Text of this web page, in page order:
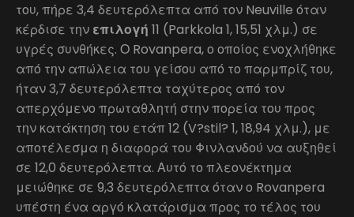
του, πήρε 3,4 δευτερόλεπτα από τον Neuville όταν
κέρδισε την επιλογή 11 (Parkkola 1, 15,51 χλμ.) σε
υγρές συνθήκες. Ο Rovanpera, ο οποίος ενοχλήθηκε
από την απώλεια του γείσου από το παρμπρίζ του,
ήταν 3,7 δευτερόλεπτα ταχύτερος από τον
απερχόμενο πρωταθλητή στην πορεία του προς
την κατάκτηση του ετάπ 12 (V?stil? 1, 18,94 χλμ.), με
αποτέλεσμα η διαφορά του Φινλανδού να αυξηθεί
σε 12,0 δευτερόλεπτα. Αυτό το πλεονέκτημα
μειώθηκε σε 9,3 δευτερόλεπτα όταν ο Rovanpera
υπέστη ένα αργό κλατάρισμα προς το τέλος του